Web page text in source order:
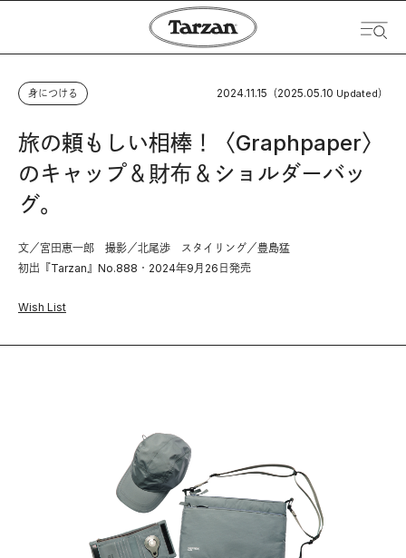
身につける 2024.11.15 （2025.05.10 Updated）
旅の頼もしい相棒！〈Graphpaper〉
のキャップ＆財布＆ショルダーバッ
グ。
文／宮田恵一郎 撮影／北尾渉 スタイリング／豊島猛
初出『Tarzan』No.888・2024年9月26日発売
Wish List